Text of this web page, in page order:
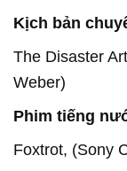
Kịch bản
The Disaster
Weber)
Phim tiếng
Foxtrot, (Sony